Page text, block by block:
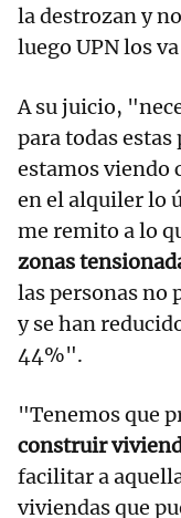
la destrozan y
luego UPN los
A su juicio,
para todas
estamos viendo
en el alquiler lo
me remito a lo
zonas
las personas no
y se han
44%".
"Tenemos que
construir
facilitar a
viviendas que